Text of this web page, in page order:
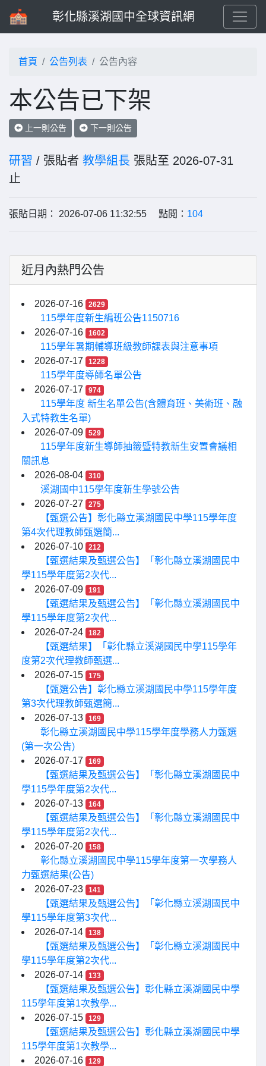
彰化縣溪湖國中全球資訊網
首頁 公告列表 公告內容
本公告已下架
上一則公告 下一則公告
研習 / 張貼者 教學組長 張貼至 2026-07-31
止
張貼日期： 2026-07-06 11:32:55 點閱： 104
近月內熱門公告
2026-07-16 2629
115學年度新生編班公告1150716
2026-07-16
1602
115學年暑期輔導班級教師課表與注意事項
2026-07-17
1228
115學年度導師名單公告
2026-07-17
974
115學年度 新生名單公告(含體育班、美術班、融
入式特教生名單)
2026-07-09
529
115學年度新生導師抽籤暨特教新生安置會議相
關訊息
2026-08-04
310
溪湖國中115學年度新生學號公告
2026-07-27
275
【甄選公告】彰化縣立溪湖國民中學115學年度
第4次代理教師甄選簡...
2026-07-10
212
【甄選結果及甄選公告】「彰化縣立溪湖國民中
學115學年度第2次代...
2026-07-09
191
【甄選結果及甄選公告】「彰化縣立溪湖國民中
學115學年度第2次代...
2026-07-24
182
【甄選結果】「彰化縣立溪湖國民中學115學年
度第2次代理教師甄選...
2026-07-15
175
【甄選公告】彰化縣立溪湖國民中學115學年度
第3次代理教師甄選簡...
2026-07-13
169
彰化縣立溪湖國民中學115學年度學務人力甄選
(第一次公告)
2026-07-17
169
【甄選結果及甄選公告】「彰化縣立溪湖國民中
學115學年度第2次代...
2026-07-13
164
【甄選結果及甄選公告】「彰化縣立溪湖國民中
學115學年度第2次代...
2026-07-20
158
彰化縣立溪湖國民中學115學年度第一次學務人
力甄選結果(公告)
2026-07-23
141
【甄選結果及甄選公告】「彰化縣立溪湖國民中
學115學年度第3次代...
2026-07-14
138
【甄選結果及甄選公告】「彰化縣立溪湖國民中
學115學年度第2次代...
2026-07-14
133
【甄選結果及甄選公告】彰化縣立溪湖國民中學
115學年度第1次教學...
2026-07-15
129
【甄選結果及甄選公告】彰化縣立溪湖國民中學
115學年度第1次教學...
2026-07-16
129